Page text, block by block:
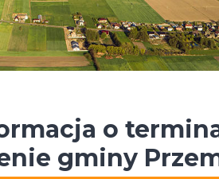
o
gminy